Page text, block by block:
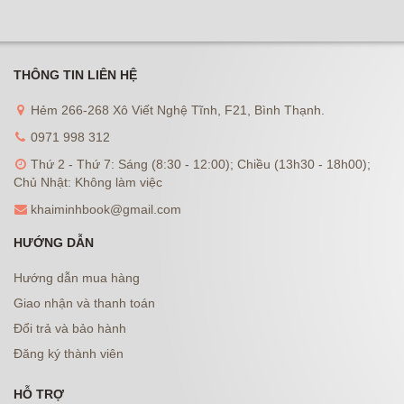
THÔNG TIN LIÊN HỆ
Hẻm 266-268 Xô Viết Nghệ Tĩnh, F21, Bình Thạnh.
0971 998 312
Thứ 2 - Thứ 7: Sáng (8:30 - 12:00); Chiều (13h30 - 18h00);
Chủ Nhật: Không làm việc
khaiminhbook@gmail.com
HƯỚNG DẪN
Hướng dẫn mua hàng
Giao nhận và thanh toán
Đổi trả và bảo hành
Đăng ký thành viên
HỖ TRỢ